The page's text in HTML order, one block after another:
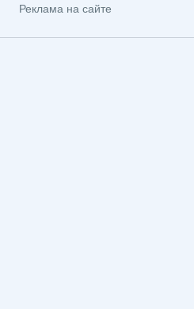
Реклама на сайте